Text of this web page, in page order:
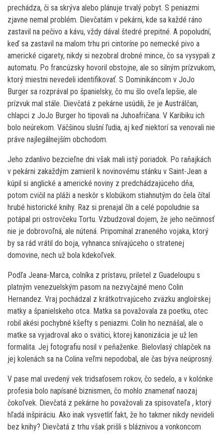
prechádza, či sa skrýva alebo plánuje trvalý pobyt. S peniazmi
zjavne nemal problém. Dievčatám v pekárni, kde sa každé ráno
zastavil na pečivo a kávu, vždy dával štedré prepitné. A popoludní,
keď sa zastavil na malom trhu pri cintoríne po nemecké pivo a
americké cigarety, nikdy si nezobral drobné mince, čo sa vysypali z
automatu. Po francúzsky hovoril obstojne, ale so silným prízvukom,
ktorý miestni nevedeli identifikovať. S Dominikáncom v JoJo
Burger sa rozprával po španielsky, čo mu šlo oveľa lepšie, ale
prízvuk mal stále. Dievčatá z pekárne usúdili, že je Austrálčan,
chlapci z JoJo Burger ho tipovali na Juhoafričana. V Karibiku ich
bolo neúrekom. Väčšinou slušní ľudia, aj keď niektorí sa venovali nie
práve najlegálnejším obchodom.
Jeho zdanlivo bezcieľne dni však mali istý poriadok. Po raňajkách
v pekárni zakaždým zamieril k novinovému stánku v Saint-Jean a
kúpil si anglické a americké noviny z predchádzajúceho dňa,
potom cvičil na pláži a neskôr s klobúkom stiahnutým do čela čítal
hrubé historické knihy. Raz si prenajal čln a celé popoludnie sa
potápal pri ostrovčeku Tortu. Vzbudzoval dojem, že jeho nečinnosť
nie je dobrovoľná, ale nútená. Pripomínal zraneného vojaka, ktorý
by sa rád vrátil do boja, vyhnanca snívajúceho o stratenej
domovine, nech už bola kdekoľvek.
Podľa Jeana-Marca, colníka z prístavu, priletel z Guadeloupu s
platným venezuelským pasom na nezvyčajné meno Colin
Hernandez. Vraj pochádzal z krátkotrvajúceho zväzku angloírskej
matky a španielskeho otca. Matka sa považovala za poetku, otec
robil akési pochybné kšefty s peniazmi. Colin ho neznášal, ale o
matke sa vyjadroval ako o svätici, ktorej kanonizácia je už len
formalita. Jej fotografiu nosil v peňaženke. Bielovlasý chlapček na
jej kolenách sa na Colina veľmi nepodobal, ale čas býva neúprosný.
V pase mal uvedený vek tridsaťosem rokov, čo sedelo, a v kolónke
profesia bolo napísané biznismen, čo mohlo znamenať naozaj
čokoľvek. Dievčatá z pekárne ho považovali za spisovateľa , ktorý
hľadá inšpiráciu. Ako inak vysvetliť fakt, že ho takmer nikdy nevideli
bez knihy? Dievčatá z trhu však prišli s bláznivou a vonkoncom